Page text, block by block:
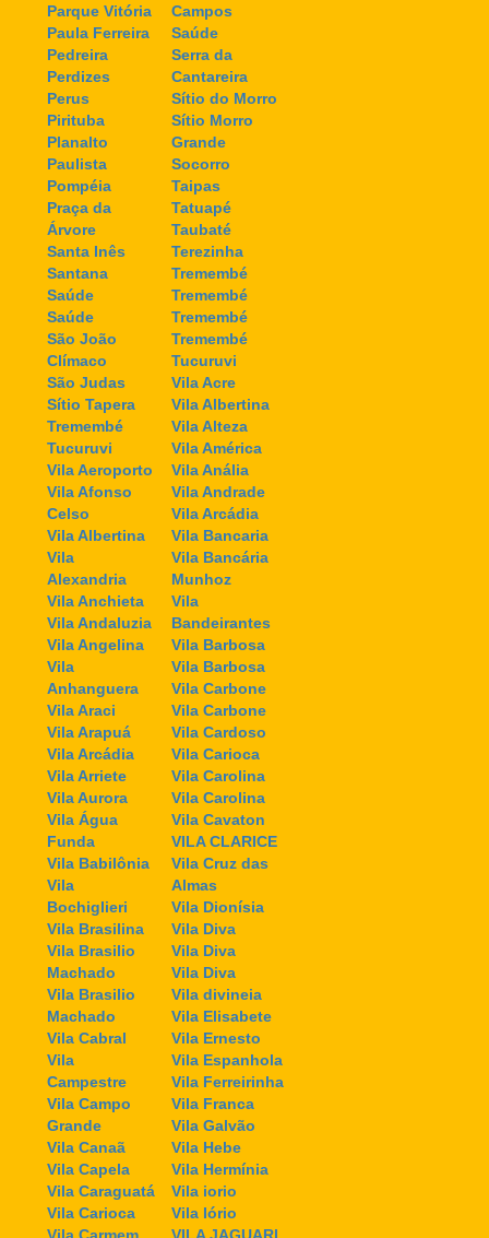
Parque Vitória
Paula Ferreira
Pedreira
Perdizes
Perus
Pirituba
Planalto
Paulista
Pompéia
Praça da
Árvore
Santa Inês
Santana
Saúde
Saúde
São João
Clímaco
São Judas
Sítio Tapera
Tremembé
Tucuruvi
Vila Aeroporto
Vila Afonso
Celso
Vila Albertina
Vila
Alexandria
Vila Anchieta
Vila Andaluzia
Vila Angelina
Vila
Anhanguera
Vila Araci
Vila Arapuá
Vila Arcádia
Vila Arriete
Vila Aurora
Vila Água
Funda
Vila Babilônia
Vila
Bochiglieri
Vila Brasilina
Vila Brasilio
Machado
Vila Brasilio
Machado
Vila Cabral
Vila
Campestre
Vila Campo
Grande
Vila Canaã
Vila Capela
Vila Caraguatá
Vila Carioca
Vila Carmem
Campos
Saúde
Serra da
Cantareira
Sítio do Morro
Sítio Morro
Grande
Socorro
Taipas
Tatuapé
Taubaté
Terezinha
Tremembé
Tremembé
Tremembé
Tremembé
Tucuruvi
Vila Acre
Vila Albertina
Vila Alteza
Vila América
Vila Anália
Vila Andrade
Vila Arcádia
Vila Bancaria
Vila Bancária
Munhoz
Vila
Bandeirantes
Vila Barbosa
Vila Barbosa
Vila Carbone
Vila Carbone
Vila Cardoso
Vila Carioca
Vila Carolina
Vila Carolina
Vila Cavaton
VILA CLARICE
Vila Cruz das
Almas
Vila Dionísia
Vila Diva
Vila Diva
Vila Diva
Vila divineia
Vila Elisabete
Vila Ernesto
Vila Espanhola
Vila Ferreirinha
Vila Franca
Vila Galvão
Vila Hebe
Vila Hermínia
Vila iorio
Vila Iório
VILA JAGUARI